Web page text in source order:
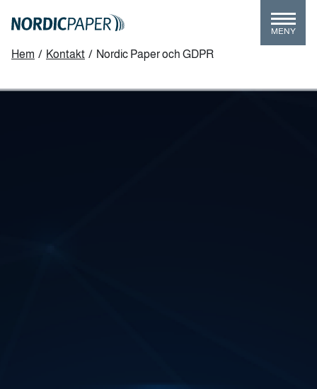
content
MENY
Breadcrumb
Hem / Kontakt / Nordic Paper och GDPR